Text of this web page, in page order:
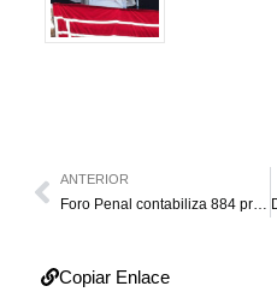
ANTERIOR
Foro Penal contabiliza 884 presos políticos en el país, 85 con doble nacionalidad
Copiar Enlace